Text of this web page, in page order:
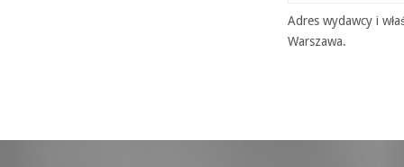
Adres wydawcy i
Warszawa.